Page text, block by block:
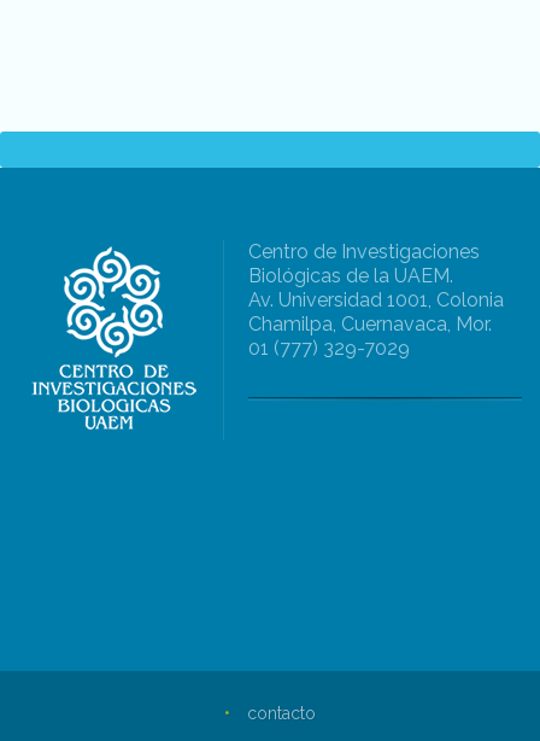
Centro de Investigaciones
Biológicas de la UAEM.
Av. Universidad 1001, Colonia
Chamilpa, Cuernavaca, Mor.
01 (777) 329-7029
• contacto